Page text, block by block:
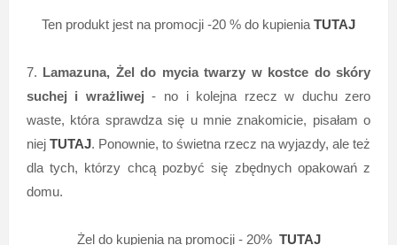
Ten produkt jest na promocji -20 % do kupienia TUTAJ
7. Lamazuna, Żel do mycia twarzy w kostce do skóry
suchej i wrażliwej - no i kolejna rzecz w duchu zero
waste, która sprawdza się u mnie znakomicie, pisałam o
niej TUTAJ. Ponownie, to świetna rzecz na wyjazdy, ale też
dla tych, którzy chcą pozbyć się zbędnych opakowań z
domu.
Żel do kupienia na promocji - 20% TUTAJ